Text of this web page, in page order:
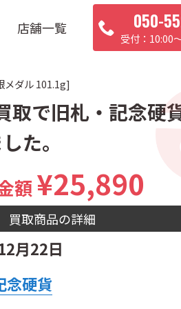
店舗一覧 050-
10:00
メダル 101.1g]
取で旧札・記念硬
た。
額 ¥25,890
買取商品の詳細
月22日
念硬貨